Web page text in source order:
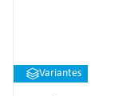
Variantes